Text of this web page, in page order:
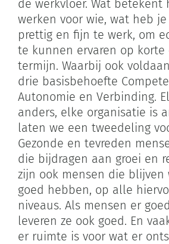
de werkvloer. Wat betekent
werken voor wie, wat heb
prettig en fijn te werk, om
te kunnen ervaren op korte
termijn. Waarbij ook
drie basisbehoefte
Autonomie en Verbinding.
anders, elke organisatie is
laten we een tweedeling
Gezonde en tevreden
die bijdragen aan groei en
zijn ook mensen die blijven
goed hebben, op alle
niveaus. Als mensen er
leveren ze ook goed. En
er ruimte is voor wat er